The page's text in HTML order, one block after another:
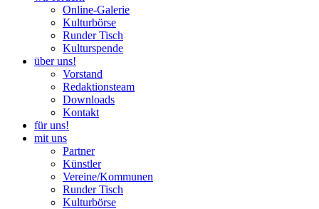
Online-Galerie
Kulturbörse
Runder Tisch
Kulturspende
über uns!
Vorstand
Redaktionsteam
Downloads
Kontakt
für uns!
mit uns
Partner
Künstler
Vereine/Kommunen
Runder Tisch
Kulturbörse